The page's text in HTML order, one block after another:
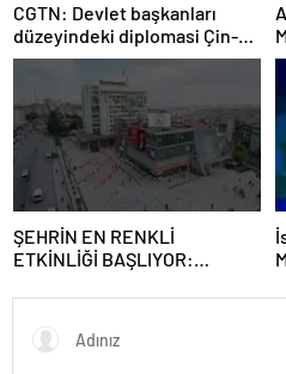
CGTN: Devlet başkanları
düzeyindeki diplomasi Çin-
Rusya arasındaki büyüyen
ortaklığı güçlendiriyor
ŞEHRİN EN RENKLİ
ETKİNLİĞİ BAŞLIYOR:
FESTİVALİ” HEYECANI
GAZİOSMANPAŞA’DA
YAŞANACAK